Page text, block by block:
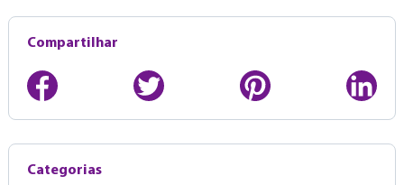
Compartilhar
Categorias